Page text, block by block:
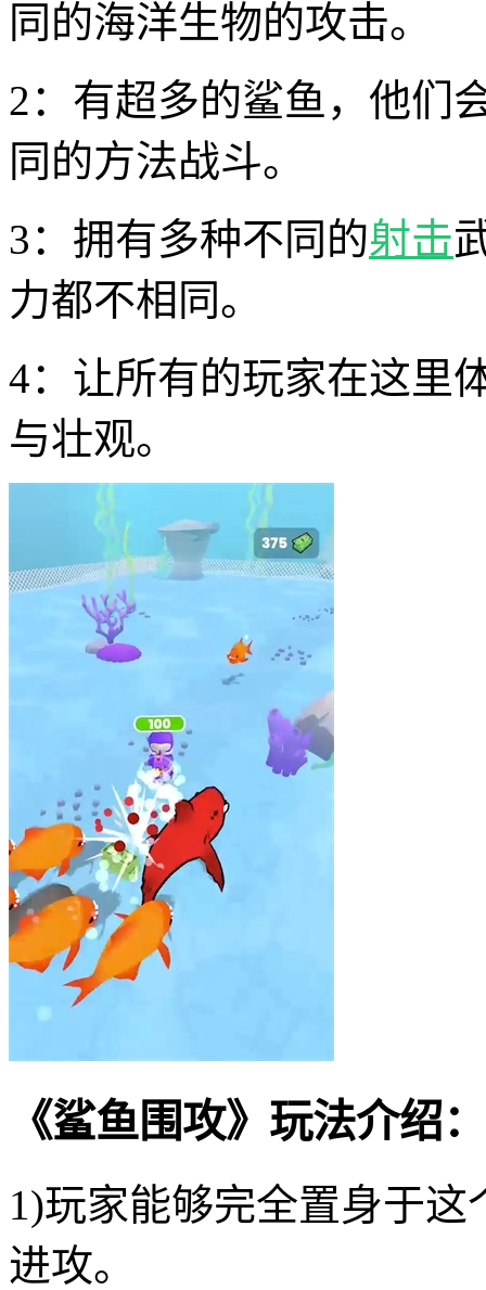
同的海洋生物的攻击。
2：有超多的鲨鱼，他们
同的方法战斗。
3：拥有多种不同的射击
力都不相同。
4：让所有的玩家在这里
与壮观。
《鲨鱼围攻》玩法介绍：
1)玩家能够完全置身于
进攻。